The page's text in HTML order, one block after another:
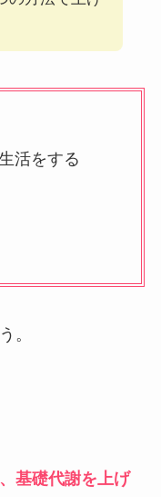
活をする
。
基礎代謝を上げ